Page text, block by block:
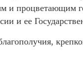
и процветающим
и ее